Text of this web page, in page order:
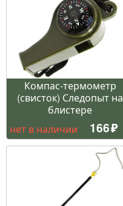
Компас-термометр
(свисток) Следопыт на
блистере
нет в наличии
166